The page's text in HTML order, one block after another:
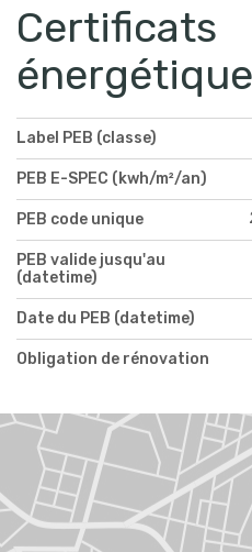
Certificats
Label PEB (classe)
PEB E-SPEC (kwh/m²/an)
PEB code unique
PEB valide jusqu'au
(datetime)
Date du PEB (datetime)
Obligation de rénovation